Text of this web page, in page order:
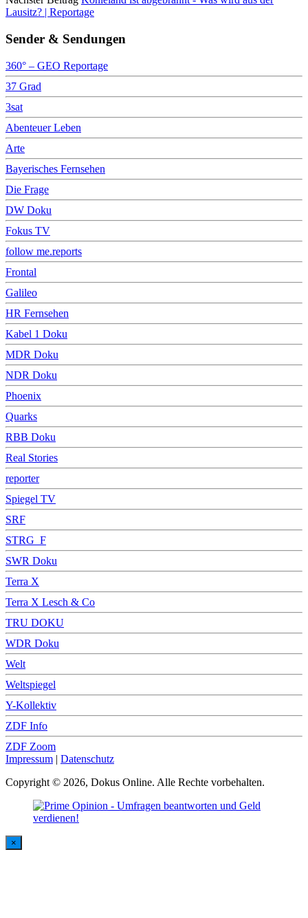
Lausitz? | Reportage
Sender & Sendungen
360° – GEO Reportage
37 Grad
3sat
Abenteuer Leben
Arte
Bayerisches Fernsehen
Die Frage
DW Doku
Fokus TV
follow me.reports
Frontal
Galileo
HR Fernsehen
Kabel 1 Doku
MDR Doku
NDR Doku
Phoenix
Quarks
RBB Doku
Real Stories
reporter
Spiegel TV
SRF
STRG_F
SWR Doku
Terra X
Terra X Lesch & Co
TRU DOKU
WDR Doku
Welt
Weltspiegel
Y-Kollektiv
ZDF Info
ZDF Zoom
Impressum | Datenschutz
Copyright © 2026, Dokus Online. Alle Rechte vorbehalten.
×